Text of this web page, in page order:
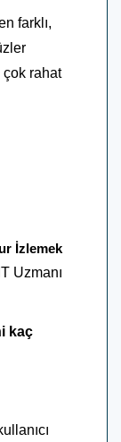
farklı,
rahat
İzlemek
IT Uzmanı
kaç